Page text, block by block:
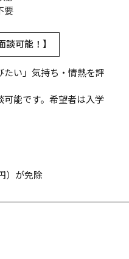
要
可能！】
たい」気持ち・情熱を評
能です。希望者は入学
）が免除